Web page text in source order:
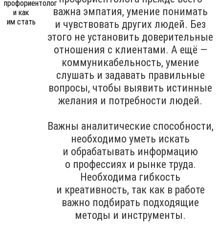
важна эмпатия, умение понимать
и чувствовать других людей. Без
этого не установить доверительные
отношения с клиентами. А ещё —
коммуникабельность, умение
слушать и задавать правильные
вопросы, чтобы выявить истинные
желания и потребности людей.
Важны аналитические способности,
необходимо уметь искать
и обрабатывать информацию
о профессиях и рынке труда.
Необходима гибкость
и креативность, так как в работе
важно подбирать подходящие
методы и инструменты.